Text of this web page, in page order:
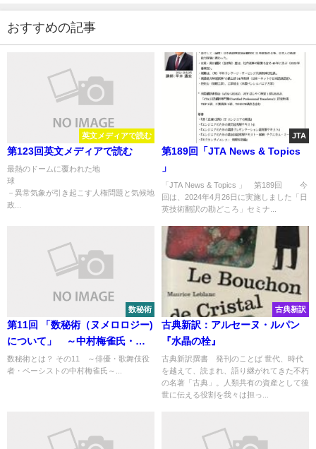
おすすめの記事
英文メディアで読む
第123回英文メディアで読む
最熱のドームに覆われた地
球
－異常気象が引き起こす人権問題と気候地
政...
JTA
第189回「JTA News & Topics
」
「JTA News & Topics 」 第189回 今
回は、2024年4月26日に実施しました「日
英技術翻訳の勘どころ」セミナ...
数秘術
第11回 「数秘術（ヌメロロジー)
について」 ～中村梅雀氏・続
～
数秘術とは？ その11 ～俳優・歌舞伎役
者・ベーシストの中村梅雀氏～...
古典新訳
古典新訳：アルセーヌ・ルパン
『水晶の栓』
古典新訳撰書 発刊のことば 世代、時代
を越えて、読まれ、語り継がれてきた不朽
の名著「古典」。人類共有の資産として後
世に伝える役割を我々は担っ...